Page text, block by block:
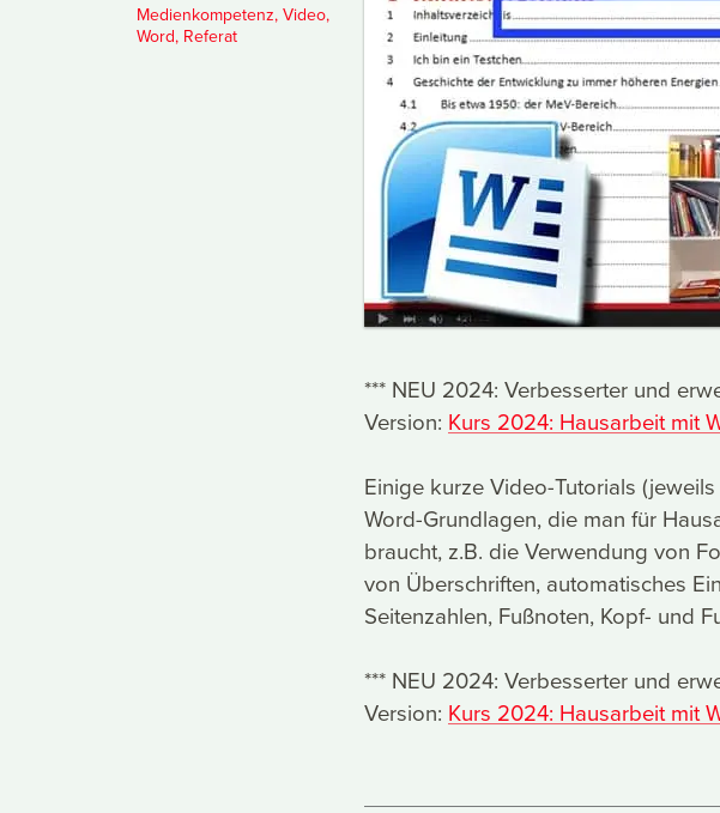
Medienkompetenz, Video,
Word, Referat
*** NEU 2024: Verbesserter und
Version: Kurs 2024: Hausarbeit mit
Einige kurze Video-Tutorials
Word-Grundlagen, die man für
braucht, z.B. die Verwendung von
von Überschriften, automatisches
Seitenzahlen, Fußnoten, Kopf- und
*** NEU 2024: Verbesserter und
Version: Kurs 2024: Hausarbeit mit